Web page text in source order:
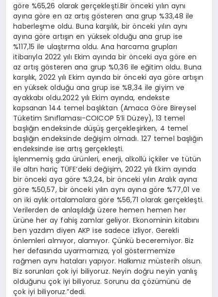
göre %65,26 olarak gerçekleşti.Bir önceki yılın aynı
ayına göre en az artış gösteren ana grup %33,48 ile
haberleşme oldu. Buna karşılık, bir önceki yılın aynı
ayına göre artışın en yüksek olduğu ana grup ise
%117,15 ile ulaştırma oldu. Ana harcama grupları
itibarıyla 2022 yılı Ekim ayında bir önceki aya göre en
az artış gösteren ana grup %0,36 ile eğitim oldu. Buna
karşılık, 2022 yılı Ekim ayında bir önceki aya göre artışın
en yüksek olduğu ana grup ise %8,34 ile giyim ve
ayakkabı oldu.2022 yılı Ekim ayında, endekste
kapsanan 144 temel başlıktan (Amaca Göre Bireysel
Tüketim Sınıflaması-COICOP 5’li Düzey), 13 temel
başlığın endeksinde düşüş gerçekleşirken, 4 temel
başlığın endeksinde değişim olmadı. 127 temel başlığın
endeksinde ise artış gerçekleşti.
İşlenmemiş gıda ürünleri, enerji, alkollü içkiler ve tütün
ile altın hariç TÜFE’deki değişim, 2022 yılı Ekim ayında
bir önceki aya göre %3,24, bir önceki yılın Aralık ayına
göre %50,57, bir önceki yılın aynı ayına göre %77,01 ve
on iki aylık ortalamalara göre %56,71 olarak gerçekleşti.
Verilerden de anlaşıldığı üzere hemen hemen her
ürüne her ay fahiş zamlar geliyor. Ekonominin kitabını
ben yazdım diyen AKP ise sadece izliyor. Gerekli
önlemleri almıyor, alamıyor. Çünkü beceremiyor. Biz
her defasında uyarmamıza, yol göstermemize
rağmen aynı hataları yapıyor. Halkımız müsterih olsun.
Biz sorunları çok iyi biliyoruz. Neyin doğru neyin yanlış
olduğunu çok iyi biliyoruz. Sorunu da çözümünü de
çok iyi biliyoruz.”dedi.